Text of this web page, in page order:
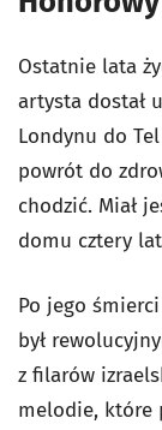
Ostatnie lata
artysta dostał
Londynu do Tel
powrót do
chodzić. Miał
domu cztery
Po jego
był
z filarów
melodie, które